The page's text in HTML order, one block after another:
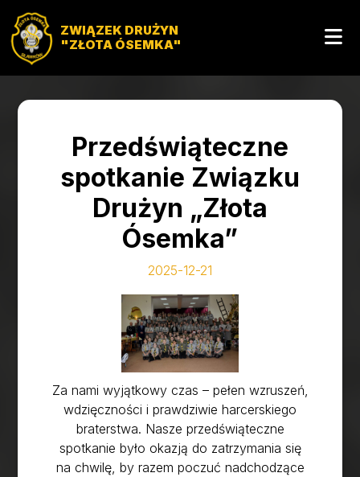
ZWIĄZEK DRUŻYN
"ZŁOTA ÓSEMKA"
Przedświąteczne
spotkanie Związku
Drużyn „Złota
Ósemka”
2025-12-21
Za nami wyjątkowy czas – pełen wzruszeń,
wdzięczności i prawdziwie harcerskiego
braterstwa. Nasze przedświąteczne
spotkanie było okazją do zatrzymania się
na chwilę, by razem poczuć nadchodzące